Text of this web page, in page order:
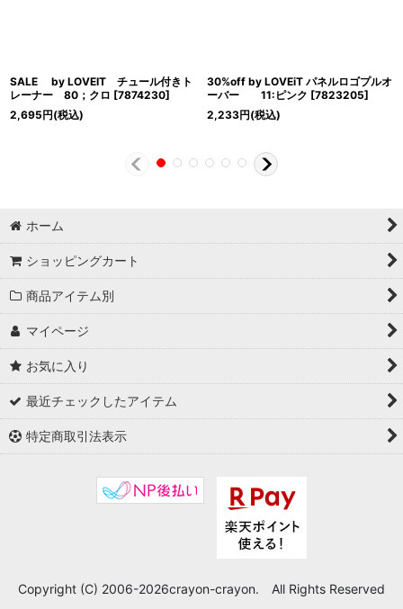
SALE by LOVEIT チュール付きト
レーナー 80；クロ [7874230]
2,695円(税込)
30%off by LOVEiT パネルロゴプルオ
ーバー 11:ピンク [7823205]
2,233円(税込)
ホーム
ショッピングカート
商品アイテム別
マイページ
お気に入り
最近チェックしたアイテム
特定商取引法表示
Copyright (C) 2006-2026crayon-crayon. All Rights Reserved